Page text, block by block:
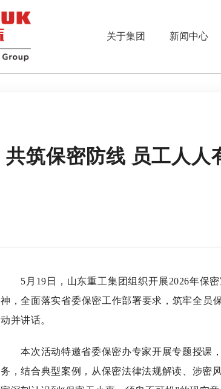
关于集团 新闻中心
共筑保密防线 员工人人
5月19日，山东重工集团组织开展2026年保密
神，全面落实省委保密工作部署要求，筑牢全员
动并讲话。
本次活动特邀省委保密办专家开展专题授课，
务，结合典型案例，从保密法律法规解读、涉密